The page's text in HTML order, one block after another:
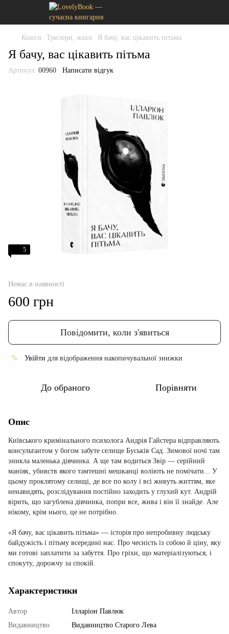
Книги Трилери, жахи Я бачу, вас цікавить пітьма
Я бачу, вас цікавить пітьма
Артикул: 00960 Написати відгук
5
Немає в наявності
600 грн
Повідомити, коли з'явиться
% Увійти для відображення накопичувальної знижки
До обраного Порівняти
Опис
Київського кримінального психолога Андрія Гайстера відправляють
консультантом у богом забуте селище Буськів Сад. Зимової ночі там
зникла маленька дівчинка. А ще там водиться Звір — серійний
маніяк, убивств якого тамтешні мешканці воліють не помічати... У
цьому проклятому селищі, де все по колу і всі живуть життям, яке
ненавидять, розслідування постійно заходить у глухий кут. Андрій
вірить, що загублена дівчинка, попри все, жива і він її знайде. Але
нікому, крім нього, це не потрібно.
«Я бачу, вас цікавить пітьма» — історія про непробивну людську
байдужість і пітьму всередині нас. Про чесність із собою й ціну, яку
ми готові заплатити за забуття. Про гріхи, що матеріалізуються, і
спокуту, дорожчу за спокій.
Характеристики
Автор
Ілларіон Павлюк
Видавництво
Видавництво Старого Лева